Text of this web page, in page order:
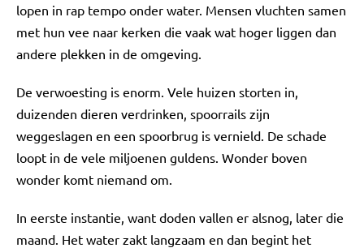
lopen in rap tempo onder water. Mensen vluchten samen
met hun vee naar kerken die vaak wat hoger liggen dan
andere plekken in de omgeving.
De verwoesting is enorm. Vele huizen storten in,
duizenden dieren verdrinken, spoorrails zijn
weggeslagen en een spoorbrug is vernield. De schade
loopt in de vele miljoenen guldens. Wonder boven
wonder komt niemand om.
In eerste instantie, want doden vallen er alsnog, later die
maand. Het water zakt langzaam en dan begint het